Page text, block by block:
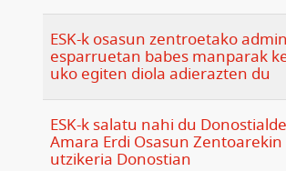
ESK-k osasun zentroetako
esparruetan babes manparak
uko egiten diola adierazten du
ESK-k salatu nahi du
Amara Erdi Osasun
utzikeria Donostian